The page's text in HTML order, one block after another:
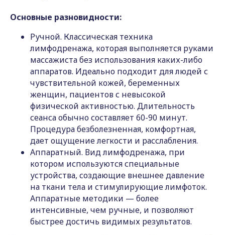
Основные разновидности:
Ручной. Классическая техника
лимфодренажа, которая выполняется руками
массажиста без использования каких-либо
аппаратов. Идеально подходит для людей с
чувствительной кожей, беременных
женщин, пациентов с невысокой
физической активностью. Длительность
сеанса обычно составляет 60-90 минут.
Процедура безболезненная, комфортная,
дает ощущение легкости и расслабления.
Аппаратный. Вид лимфодренажа, при
котором используются специальные
устройства, создающие внешнее давление
на ткани тела и стимулирующие лимфоток.
Аппаратные методики — более
интенсивные, чем ручные, и позволяют
быстрее достичь видимых результатов.